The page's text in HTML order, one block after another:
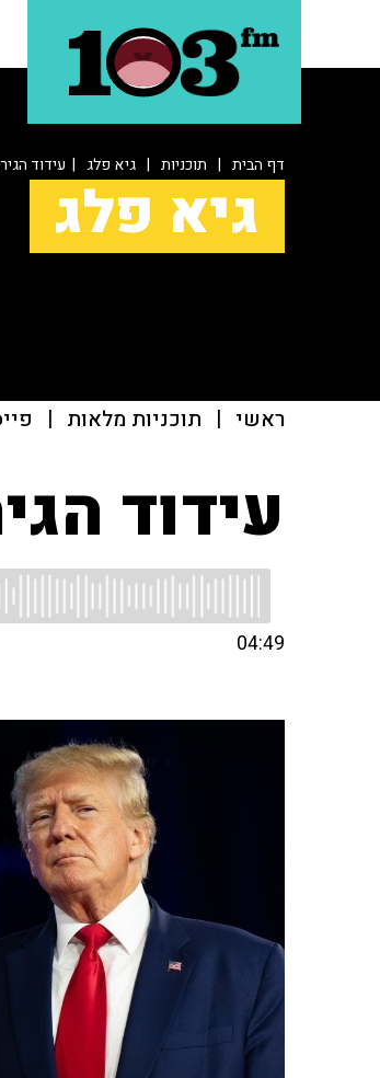
דף הבית | תוכניות | גיא פלג | עידוד
גיא פלג
ראשי | תוכניות מלאות |
עידוד
04:49